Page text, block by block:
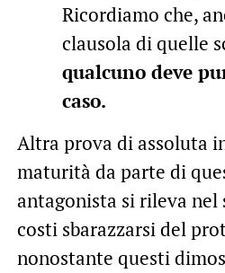
Ricordiamo che,
clausola di quelle
qualcuno deve
caso.
Altra prova di assoluta
maturità da parte di
antagonista si rileva
costi sbarazzarsi del
nonostante questi